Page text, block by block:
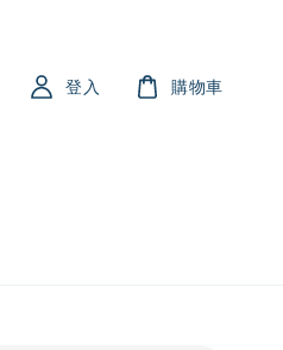
登入 購物車